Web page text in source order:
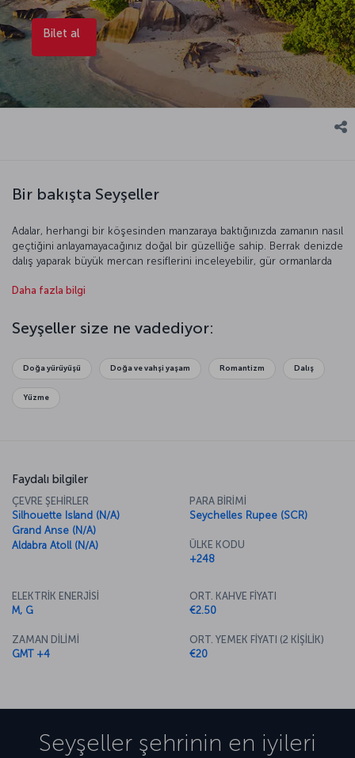
Bilet al
Bir bakışta Seyşeller
Adalar, herhangi bir köşesinden manzaraya baktığınızda zamanın nasıl
geçtiğini anlayamayacağınız doğal bir güzelliğe sahip. Berrak denizde
dalış yaparak büyük mercan resiflerini inceleyebilir, gür ormanlarda
güzel günbatımlarından birine şahit olabilirsiniz. Kusursuz doğasının
zengin mutfağıyla Seyşeller, kolay kolay unutamayacağınız bir
deneyim vadediyor.
Daha fazla bilgi
Seyşeller size ne vadediyor:
Doğa yürüyüşü Doğa ve vahşi yaşam Romantizm Dalış
Yüzme
Faydalı bilgiler
ÇEVRE ŞEHİRLER
Silhouette Island (N/A)
Grand Anse (N/A)
Aldabra Atoll (N/A)
PARA BİRİMİ
Seychelles Rupee (SCR)
ÜLKE KODU
+248
ELEKTRİK ENERJİSİ
M, G
ZAMAN DİLİMİ
GMT +4
ORT. KAHVE FİYATI
€2.50
ORT. YEMEK FİYATI (2 KİŞİLİK)
€20
Seyşeller şehrinin en iyileri